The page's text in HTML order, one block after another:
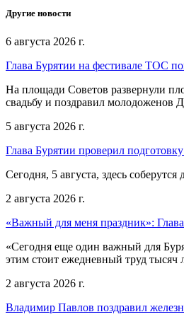
Другие новости
6 августа 2026 г.
Глава Бурятии на фестивале ТОС
На площади Советов развернули
свадьбу и поздравил молодоженов
5 августа 2026 г.
Глава Бурятии проверил
Сегодня, 5 августа, здесь
2 августа 2026 г.
«Важный для меня праздник»:
«Сегодня еще один важный для
этим стоит ежедневный труд
2 августа 2026 г.
Владимир Павлов поздравил